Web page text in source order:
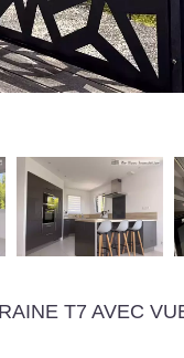
T7 AVEC